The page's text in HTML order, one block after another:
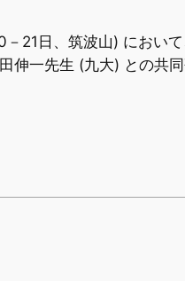
－21日、筑波山) におい
伸一先生 (九大) との共同